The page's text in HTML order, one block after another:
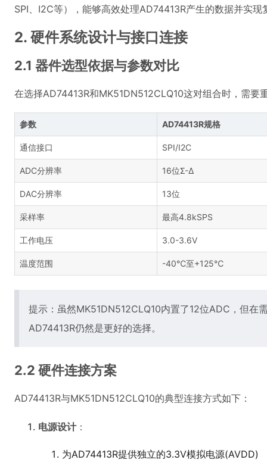
SPI、I2C等），能够高效处理AD74413R产生的数据并实现
2. 硬件系统设计与接口连接
2.1 器件选型依据与参数对比
在选择AD74413R和MK51DN512CLQ10这对组合时，需要
参数 AD74413R规格
通信接口 SPI/I2C
ADC分辨率 16位Σ-Δ
DAC分辨率 13位
采样率 最高4.8kSPS
工作电压 3.0-3.6V
温度范围 -40℃至+125℃
提示：虽然MK51DN512CLQ10内置了12位ADC，但在
AD74413R仍然是更好的选择。
2.2 硬件连接方案
AD74413R与MK51DN512CLQ10的典型连接方式如下：
电源设计：
为AD74413R提供独立的3.3V模拟电源(AVDD)